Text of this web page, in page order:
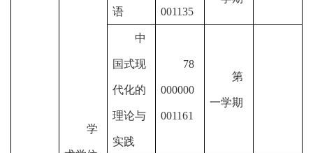
学
语 001135
中
国式现
代化的
理论与
实践
78
000000
001161
第
一学期